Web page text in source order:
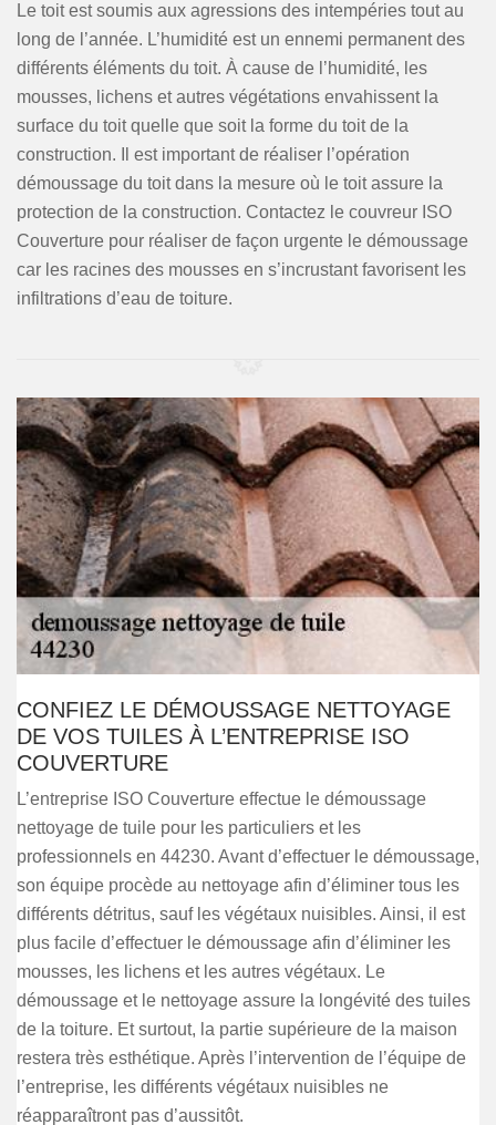
Le toit est soumis aux agressions des intempéries tout au
long de l’année. L’humidité est un ennemi permanent des
différents éléments du toit. À cause de l’humidité, les
mousses, lichens et autres végétations envahissent la
surface du toit quelle que soit la forme du toit de la
construction. Il est important de réaliser l’opération
démoussage du toit dans la mesure où le toit assure la
protection de la construction. Contactez le couvreur ISO
Couverture pour réaliser de façon urgente le démoussage
car les racines des mousses en s’incrustant favorisent les
infiltrations d’eau de toiture.
CONFIEZ LE DÉMOUSSAGE NETTOYAGE
DE VOS TUILES À L’ENTREPRISE ISO
COUVERTURE
L’entreprise ISO Couverture effectue le démoussage
nettoyage de tuile pour les particuliers et les
professionnels en 44230. Avant d’effectuer le démoussage,
son équipe procède au nettoyage afin d’éliminer tous les
différents détritus, sauf les végétaux nuisibles. Ainsi, il est
plus facile d’effectuer le démoussage afin d’éliminer les
mousses, les lichens et les autres végétaux. Le
démoussage et le nettoyage assure la longévité des tuiles
de la toiture. Et surtout, la partie supérieure de la maison
restera très esthétique. Après l’intervention de l’équipe de
l’entreprise, les différents végétaux nuisibles ne
réapparaîtront pas d’aussitôt.